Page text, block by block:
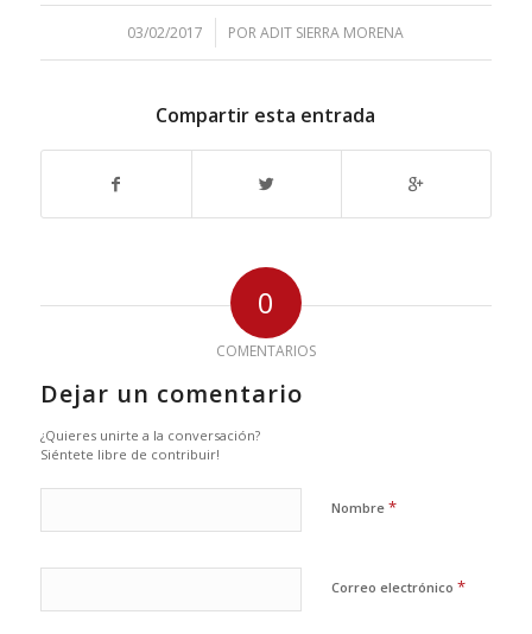
03/02/2017
/ PORADIT SIERRA MORENA
Compartir esta entrada
0
COMENTARIOS
Dejar un comentario
¿Quieres unirte a la conversación?
Siéntete libre de contribuir!
Nombre *
Correo electrónico *